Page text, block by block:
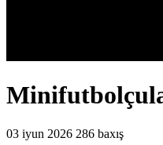
03 iyun 2026 286 baxış